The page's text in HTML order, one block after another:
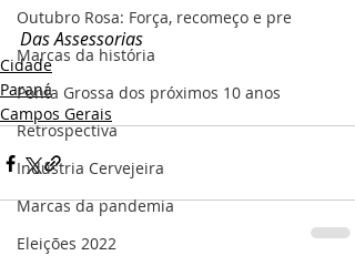
Outubro Rosa: Força, recomeço e pre
Marcas da história
Ponta Grossa dos próximos 10 anos
Retrospectiva
Indústria Cervejeira
Marcas da pandemia
Eleições 2022
Das Assessorias
Cidade
Paraná
Campos Gerais